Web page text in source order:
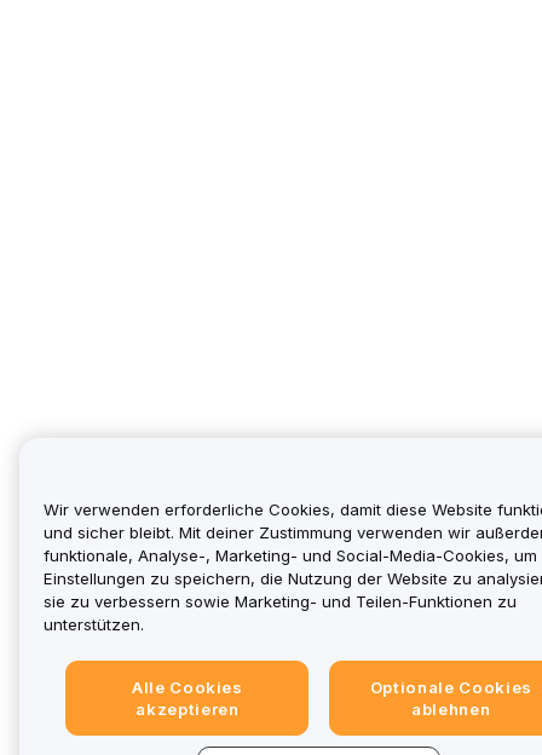
Wir verwenden erforderliche Cookies, damit diese Website
und sicher bleibt. Mit deiner Zustimmung verwenden wir
funktionale, Analyse-, Marketing- und Social-Media-Cookies, um
Einstellungen zu speichern, die Nutzung der Website zu
sie zu verbessern sowie Marketing- und Teilen-Funktionen zu
unterstützen.
Alle Cookies
akzeptieren
Optionale Cookies
ablehnen